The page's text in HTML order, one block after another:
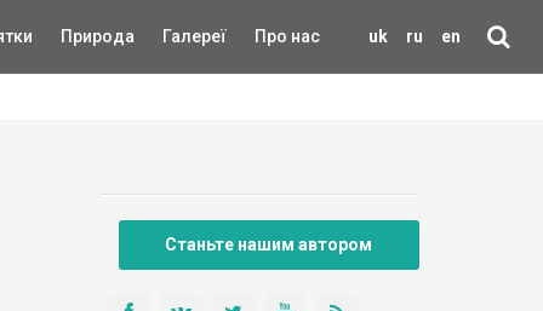
uk ru en
Природа Галереї Про нас
Станьте нашим автором